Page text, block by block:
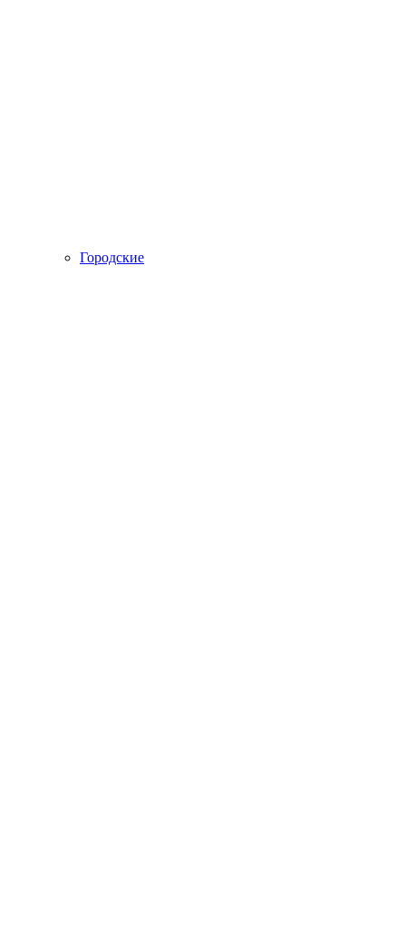
Городские